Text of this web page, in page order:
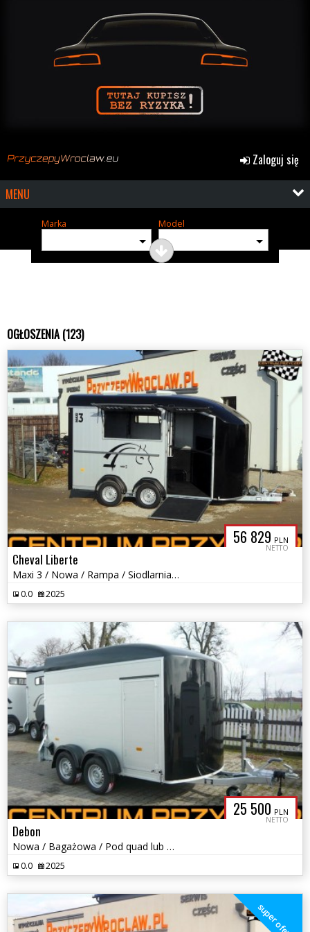
Zaloguj się
MENU
Marka Model
OGŁOSZENIA (123)
56 829 PLN
NETTO
Cheval Liberte
Maxi 3 / Nowa / Rampa / Siodlarnia / DMC: 2700-3500 kg
0.0 2025
25 500 PLN
NETTO
Debon
Nowa / Bagażowa / Pod quad lub motocykl / DMC od 1100 do 2000 kg
0.0 2025
super oferta